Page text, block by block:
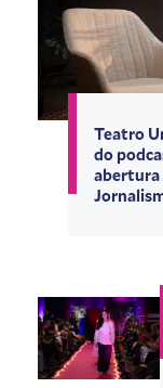
Teatro
do
abertura